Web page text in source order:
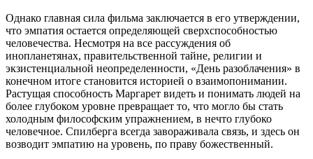
Однако главная сила фильма заключается в его утверждении,
что эмпатия остается определяющей сверхспособностью
человечества. Несмотря на все рассуждения об
инопланетянах, правительственной тайне, религии и
экзистенциальной неопределенности, «День разоблачения» в
конечном итоге становится историей о взаимопонимании.
Растущая способность Маргарет видеть и понимать людей на
более глубоком уровне превращает то, что могло бы стать
холодным философским упражнением, в нечто глубоко
человечное. Спилберга всегда завораживала связь, и здесь он
возводит эмпатию на уровень, по праву божественный.